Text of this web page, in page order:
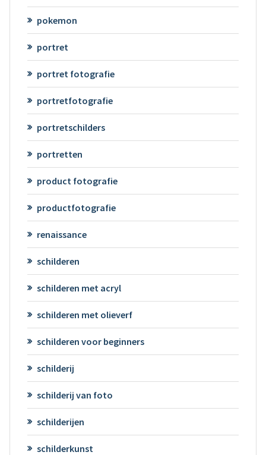
pokemon
portret
portret fotografie
portretfotografie
portretschilders
portretten
product fotografie
productfotografie
renaissance
schilderen
schilderen met acryl
schilderen met olieverf
schilderen voor beginners
schilderij
schilderij van foto
schilderijen
schilderkunst